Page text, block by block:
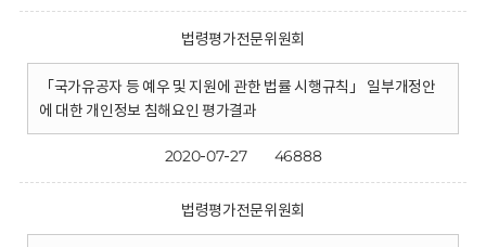
법령평가전문위원회
「국가유공자 등 예우 및 지원에 관한 법률 시행규칙」 일부개정안
에 대한 개인정보 침해요인 평가결과
2020-07-27 46888
법령평가전문위원회